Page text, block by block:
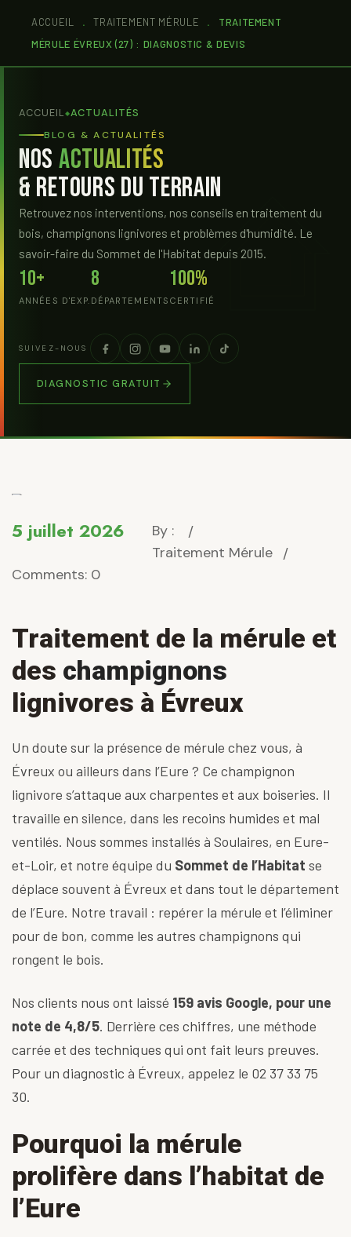
ACCUEIL . TRAITEMENT MÉRULE .
TRAITEMENT
MÉRULE ÉVREUX (27) : DIAGNOSTIC & DEVIS
ACCUEIL◆ACTUALITÉS
BLOG & ACTUALITÉS
Nos Actualités
& Retours du Terrain
Retrouvez nos interventions, nos conseils en traitement du
bois, champignons lignivores et problèmes d'humidité. Le
savoir-faire du Sommet de l'Habitat depuis 2015.
10+
ANNÉES D'EXP.
8
DÉPARTEMENTS
100%
CERTIFIÉ
SUIVEZ-NOUS
DIAGNOSTIC GRATUIT
5 juillet 2026
By :
Traitement Mérule
Comments: 0
Traitement de la mérule et
des champignons
lignivores à Évreux
Un doute sur la présence de mérule chez vous, à
Évreux ou ailleurs dans l’Eure ? Ce champignon
lignivore s’attaque aux charpentes et aux boiseries. Il
travaille en silence, dans les recoins humides et mal
ventilés. Nous sommes installés à Soulaires, en Eure-
et-Loir, et notre équipe du Sommet de l’Habitat se
déplace souvent à Évreux et dans tout le département
de l’Eure. Notre travail : repérer la mérule et l’éliminer
pour de bon, comme les autres champignons qui
rongent le bois.
Nos clients nous ont laissé 159 avis Google, pour une
note de 4,8/5. Derrière ces chiffres, une méthode
carrée et des techniques qui ont fait leurs preuves.
Pour un diagnostic à Évreux, appelez le 02 37 33 75
30.
Pourquoi la mérule
prolifère dans l’habitat de
l’Eure